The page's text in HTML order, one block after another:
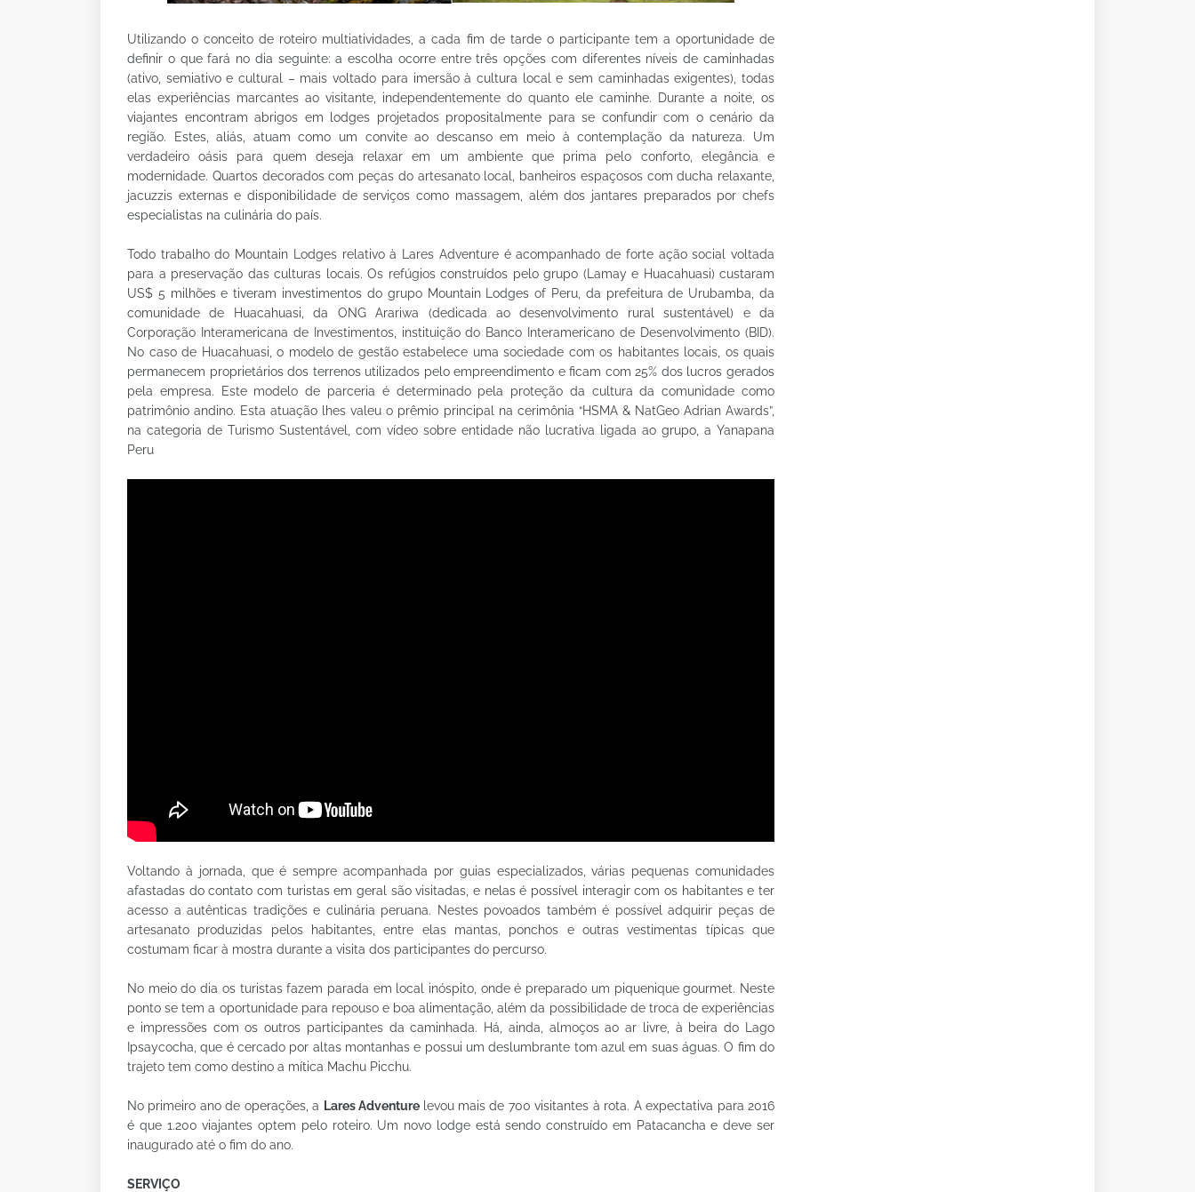
Utilizando o conceito de roteiro multiatividades, a cada fim de tarde o participante tem a oportunidade de
definir o que fará no dia seguinte: a escolha ocorre entre três opções com diferentes níveis de caminhadas
(ativo, semiativo e cultural – mais voltado para imersão à cultura local e sem caminhadas exigentes), todas
elas experiências marcantes ao visitante, independentemente do quanto ele caminhe. Durante a noite, os
viajantes encontram abrigos em lodges projetados propositalmente para se confundir com o cenário da
região. Estes, aliás, atuam como um convite ao descanso em meio à contemplação da natureza. Um
verdadeiro oásis para quem deseja relaxar em um ambiente que prima pelo conforto, elegância e
modernidade. Quartos decorados com peças do artesanato local, banheiros espaçosos com ducha relaxante,
jacuzzis externas e disponibilidade de serviços como massagem, além dos jantares preparados por chefs
especialistas na culinária do país.
Todo trabalho do Mountain Lodges relativo à Lares Adventure é acompanhado de forte ação social voltada
para a preservação das culturas locais. Os refúgios construídos pelo grupo (Lamay e Huacahuasi) custaram
US$ 5 milhões e tiveram investimentos do grupo Mountain Lodges of Peru, da prefeitura de Urubamba, da
comunidade de Huacahuasi, da ONG Arariwa (dedicada ao desenvolvimento rural sustentável) e da
Corporação Interamericana de Investimentos, instituição do Banco Interamericano de Desenvolvimento (BID).
No caso de Huacahuasi, o modelo de gestão estabelece uma sociedade com os habitantes locais, os quais
permanecem proprietários dos terrenos utilizados pelo empreendimento e ficam com 25% dos lucros gerados
pela empresa. Este modelo de parceria é determinado pela proteção da cultura da comunidade como
patrimônio andino. Esta atuação lhes valeu o prêmio principal na cerimônia “HSMA & NatGeo Adrian Awards”,
na categoria de Turismo Sustentável, com vídeo sobre entidade não lucrativa ligada ao grupo, a Yanapana
Peru
Voltando à jornada, que é sempre acompanhada por guias especializados, várias pequenas comunidades
afastadas do contato com turistas em geral são visitadas, e nelas é possível interagir com os habitantes e ter
acesso a autênticas tradições e culinária peruana. Nestes povoados também é possível adquirir peças de
artesanato produzidas pelos habitantes, entre elas mantas, ponchos e outras vestimentas típicas que
costumam ficar à mostra durante a visita dos participantes do percurso.
No meio do dia os turistas fazem parada em local inóspito, onde é preparado um piquenique gourmet. Neste
ponto se tem a oportunidade para repouso e boa alimentação, além da possibilidade de troca de experiências
e impressões com os outros participantes da caminhada. Há, ainda, almoços ao ar livre, à beira do Lago
Ipsaycocha, que é cercado por altas montanhas e possui um deslumbrante tom azul em suas águas. O fim do
trajeto tem como destino a mítica Machu Picchu.
No primeiro ano de operações, a Lares Adventure levou mais de 700 visitantes à rota. A expectativa para 2016
é que 1.200 viajantes optem pelo roteiro. Um novo lodge está sendo construído em Patacancha e deve ser
inaugurado até o fim do ano.
SERVIÇO